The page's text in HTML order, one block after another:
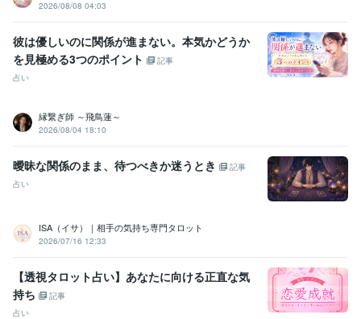
2026/08/08 04:03
彼は優しいのに関係が進まない。本気かどうか
を見極める3つのポイント
記事
占い
縁繋ぎ師 ～飛鳥蓮～
2026/08/04 18:10
曖昧な関係のまま、待つべきか迷うとき
記事
占い
ISA（イサ）｜相手の気持ち専門タロット
2026/07/16 12:33
【透視タロット占い】あなたに向ける正直な気
持ち
記事
占い